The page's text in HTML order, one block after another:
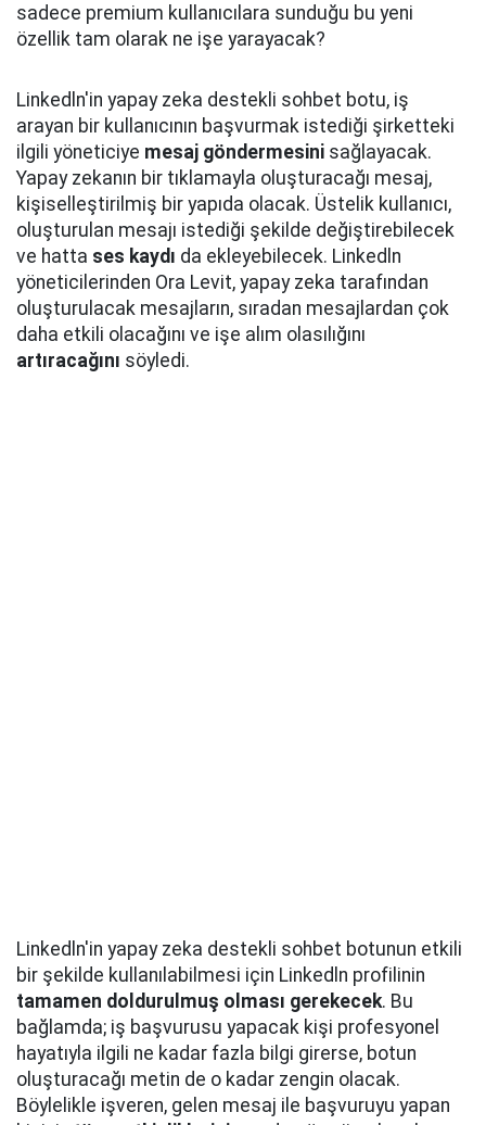
sadece premium kullanıcılara sunduğu bu yeni
özellik tam olarak ne işe yarayacak?
Linkedln'in yapay zeka destekli sohbet botu, iş
arayan bir kullanıcının başvurmak istediği şirketteki
ilgili yöneticiye mesaj göndermesini sağlayacak.
Yapay zekanın bir tıklamayla oluşturacağı mesaj,
kişiselleştirilmiş bir yapıda olacak. Üstelik kullanıcı,
oluşturulan mesajı istediği şekilde değiştirebilecek
ve hatta ses kaydı da ekleyebilecek. Linkedln
yöneticilerinden Ora Levit, yapay zeka tarafından
oluşturulacak mesajların, sıradan mesajlardan çok
daha etkili olacağını ve işe alım olasılığını
artıracağını söyledi.
Linkedln'in yapay zeka destekli sohbet botunun etkili
bir şekilde kullanılabilmesi için Linkedln profilinin
tamamen doldurulmuş olması gerekecek. Bu
bağlamda; iş başvurusu yapacak kişi profesyonel
hayatıyla ilgili ne kadar fazla bilgi girerse, botun
oluşturacağı metin de o kadar zengin olacak.
Böylelikle işveren, gelen mesaj ile başvuruyu yapan